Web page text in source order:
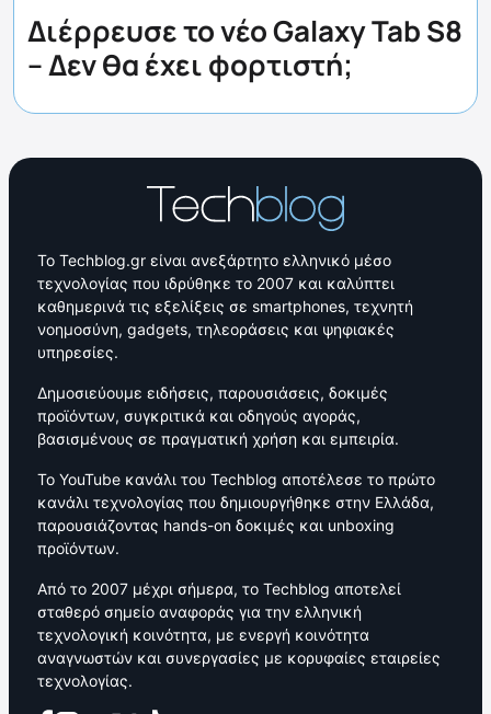
Διέρρευσε το νέο Galaxy Tab S8
– Δεν θα έχει φορτιστή;
Το Techblog.gr είναι ανεξάρτητο ελληνικό μέσο
τεχνολογίας που ιδρύθηκε το 2007 και καλύπτει
καθημερινά τις εξελίξεις σε smartphones, τεχνητή
νοημοσύνη, gadgets, τηλεοράσεις και ψηφιακές
υπηρεσίες.
Δημοσιεύουμε ειδήσεις, παρουσιάσεις, δοκιμές
προϊόντων, συγκριτικά και οδηγούς αγοράς,
βασισμένους σε πραγματική χρήση και εμπειρία.
Το YouTube κανάλι του Techblog αποτέλεσε το πρώτο
κανάλι τεχνολογίας που δημιουργήθηκε στην Ελλάδα,
παρουσιάζοντας hands-on δοκιμές και unboxing
προϊόντων.
Από το 2007 μέχρι σήμερα, το Techblog αποτελεί
σταθερό σημείο αναφοράς για την ελληνική
τεχνολογική κοινότητα, με ενεργή κοινότητα
αναγνωστών και συνεργασίες με κορυφαίες εταιρείες
τεχνολογίας.